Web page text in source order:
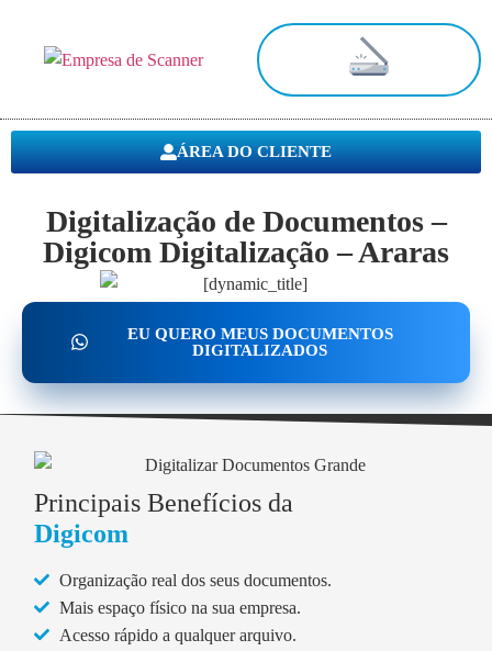
ÁREA DO CLIENTE
Digitalização de Documentos –
Digicom Digitalização – Araras
EU QUERO MEUS DOCUMENTOS
DIGITALIZADOS
Principais Benefícios da
Digicom
Organização real dos seus documentos.
Mais espaço físico na sua empresa.
Acesso rápido a qualquer arquivo.